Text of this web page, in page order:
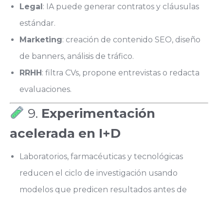
Legal: IA puede generar contratos y cláusulas
estándar.
Marketing: creación de contenido SEO, diseño
de banners, análisis de tráfico.
RRHH: filtra CVs, propone entrevistas o redacta
evaluaciones.
9. Experimentación
acelerada en I+D
Laboratorios, farmacéuticas y tecnológicas
reducen el ciclo de investigación usando
modelos que predicen resultados antes de